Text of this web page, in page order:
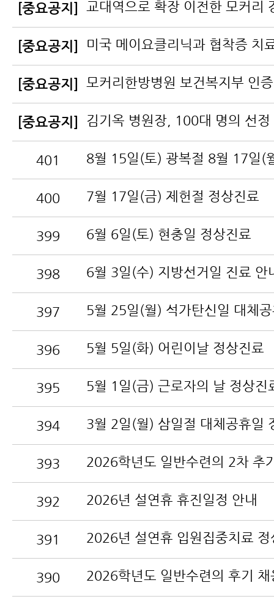
[중요공지]
[중요공지]
[중요공지]
[중요공지] 김기옥 병원장, 100대 명의 선정
401
400 7월 17일(금) 제헌절 정상진료
399 6월 6일(토) 현충일 정상진료
398 6월 3일(수) 지방선거일 진료 안
397
396 5월 5일(화) 어린이날 정상진료
395 5월 1일(금) 근로자의 날 정상진
394
393
392 2026년 설연휴 휴진일정 안내
391
390